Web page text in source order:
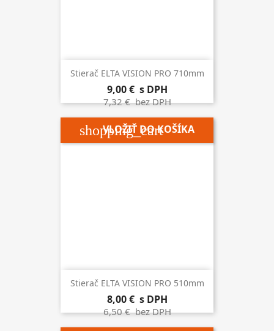
Stierač ELTA VISION PRO 710mm
9,00 € s DPH
7,32 €bez DPH
shopping_cart
VLOŽIŤ DO KOŠÍKA
Stierač ELTA VISION PRO 510mm
8,00 € s DPH
6,50 €bez DPH